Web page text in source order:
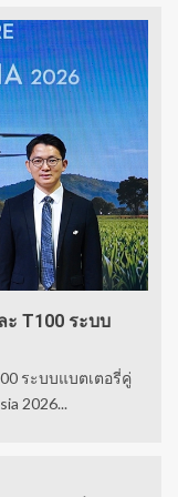
ะ T100 ระบบ
ระบบแบตเตอรี่คู่
2026...